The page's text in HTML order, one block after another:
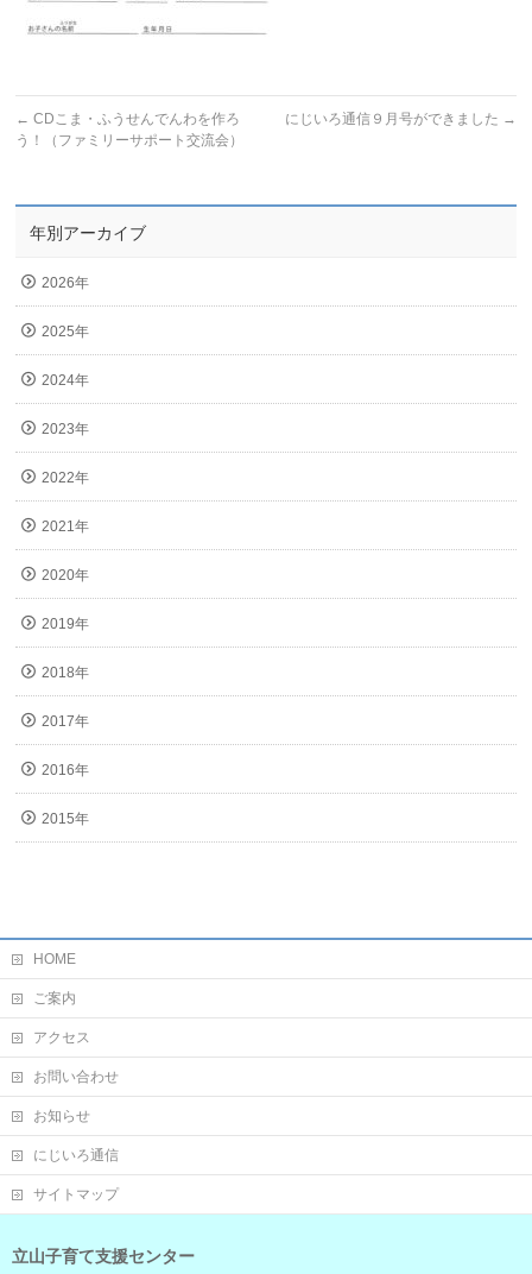
← CDこま・ふうせんでんわを作ろ
う！（ファミリーサポート交流会）
にじいろ通信９月号ができました →
年別アーカイブ
2026年
2025年
2024年
2023年
2022年
2021年
2020年
2019年
2018年
2017年
2016年
2015年
HOME
ご案内
アクセス
お問い合わせ
お知らせ
にじいろ通信
サイトマップ
立山子育て支援センター